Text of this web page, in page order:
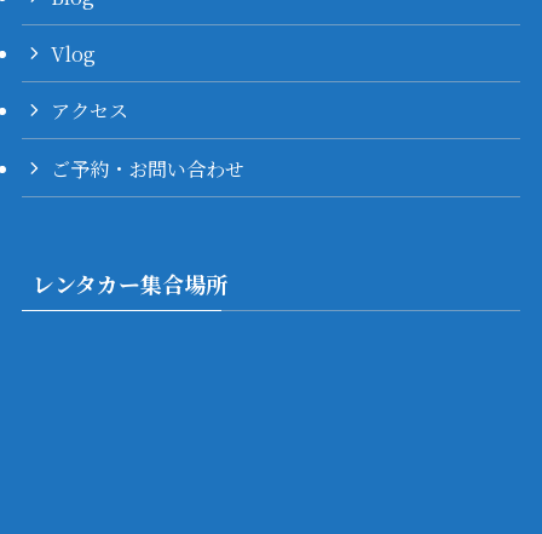
Vlog
アクセス
ご予約・お問い合わせ
レンタカー集合場所